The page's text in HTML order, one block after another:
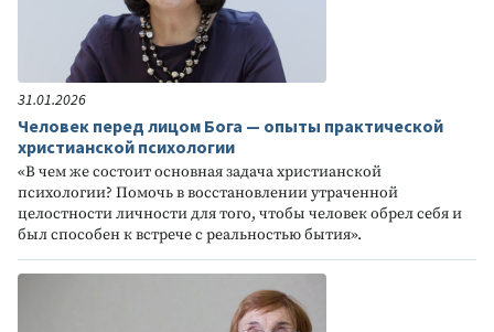
31.01.2026
Человек перед лицом Бога — опыты практической
христианской психологии
«В чем же состоит основная задача христианской
психологии? Помочь в восстановлении утраченной
целостности личности для того, чтобы человек обрел себя и
был способен к встрече с реальностью бытия».